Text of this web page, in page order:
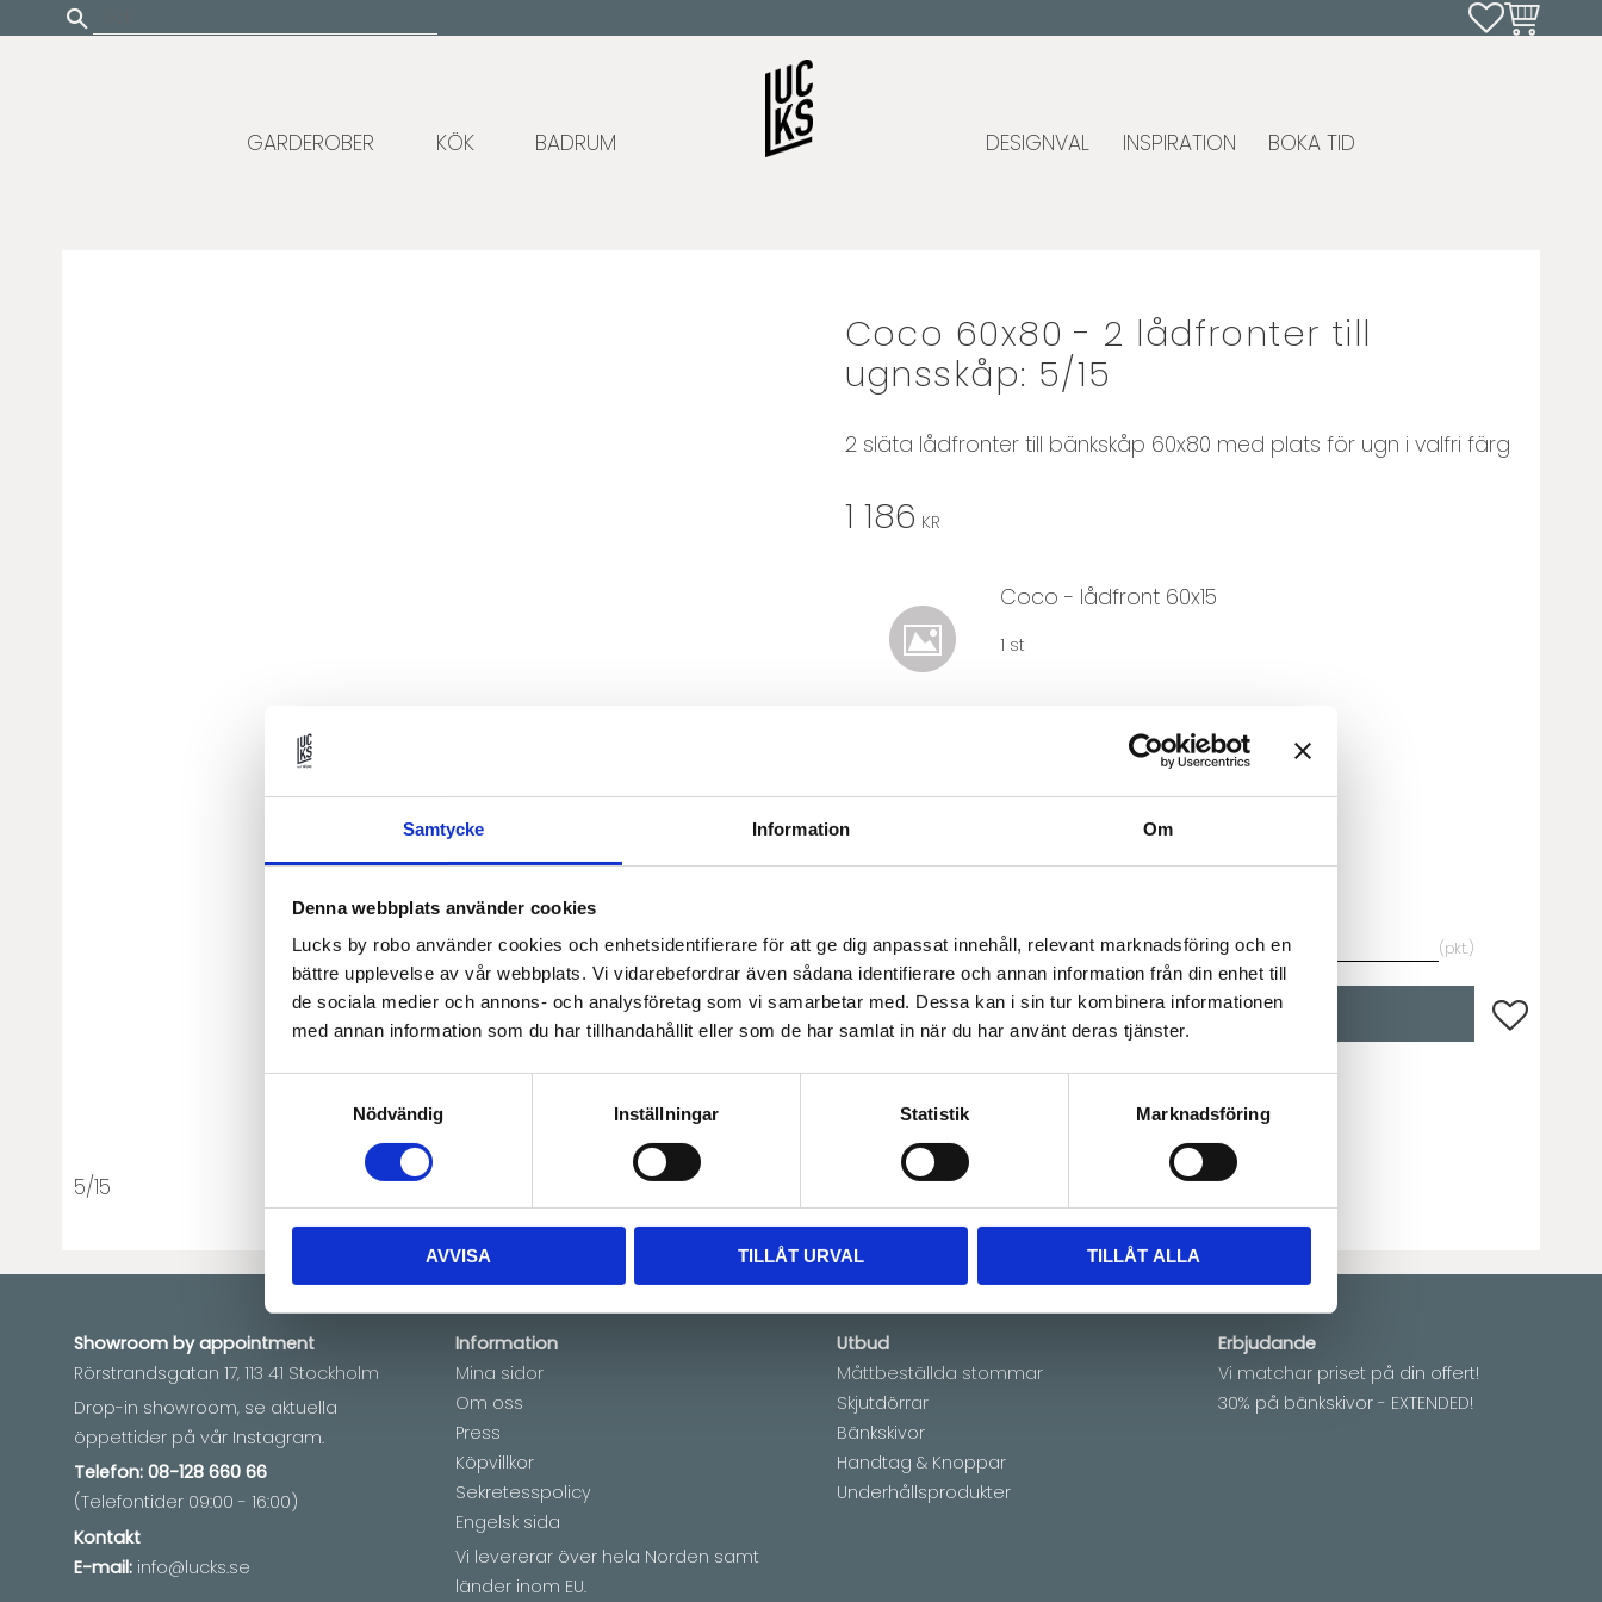
Samtycke Information Om
Denna webbplats använder cookies
Lucks by robo använder cookies och enhetsidentifierare för att ge dig anpassat innehåll, relevant marknadsföring och en
bättre upplevelse av vår webbplats. Vi vidarebefordrar även sådana identifierare och annan information från din enhet till
de sociala medier och annons- och analysföretag som vi samarbetar med. Dessa kan i sin tur kombinera informationen
med annan information som du har tillhandahållit eller som de har samlat in när du har använt deras tjänster.
Nödvändig
Inställningar Statistik Marknadsföring
AVVISA TILLÅT URVAL TILLÅT ALLA
Update cookies preferences Favoriter
Kundvagn
GARDEROBER KÖK BADRUM DESIGNVAL INSPIRATION BOKA TID
Coco 60x80 - 2 lådfronter till
ugnsskåp: 5/15
2 släta lådfronter till bänkskåp 60x80 med plats för ugn i valfri färg
1 186 KR
Coco - lådfront 60x15
1 st
Coco - lådfront 60x5
pkt.
KÖP Lägg till i
5/15
Showroom byappointment
Rörstrandsgatan 17, 113 41 Stockholm
Drop-in showroom, se aktuella
öppettider på vår Instagram.
Telefon: 08-128 660 66
(Telefontider 09:00 - 16:00)
Kontakt
E-mail: info@lucks.se
Information
Mina sidor
Om oss
Press
Köpvillkor
Sekretesspolicy
Engelsk sida
Vi levererar över hela Norden samt
länder inom EU.
Utbud
Måttbeställda stommar
Skjutdörrar
Bänkskivor
Handtag & Knoppar
Underhållsprodukter
Erbjudande
Vi matchar priset på din offert!
30% på bänkskivor - EXTENDED!